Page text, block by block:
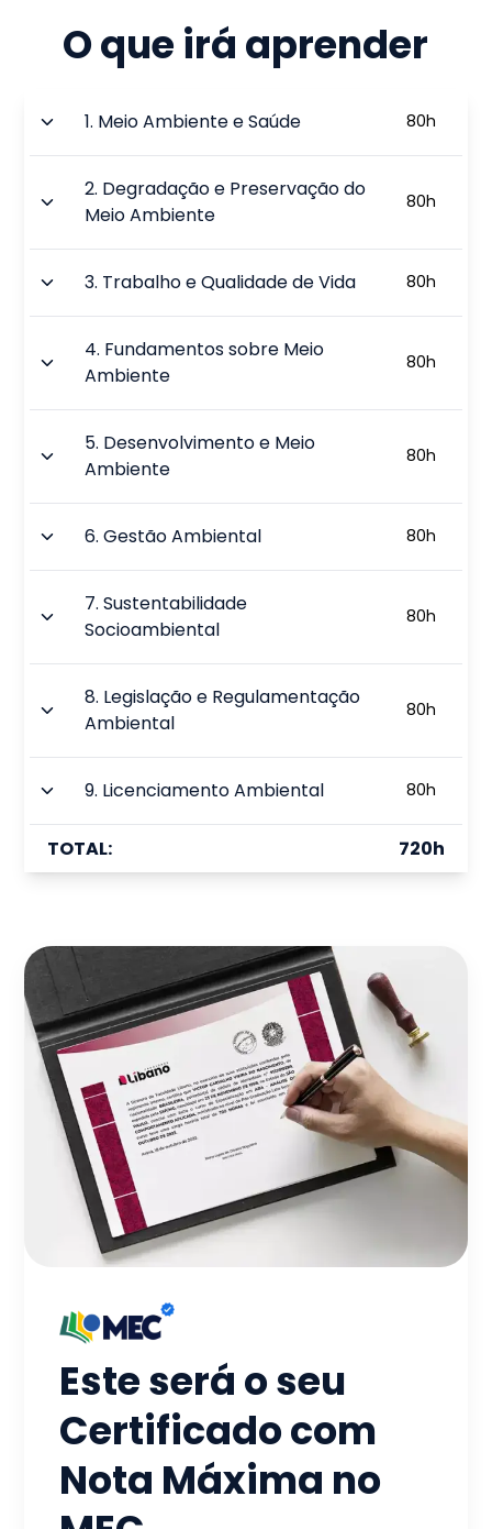
O que irá aprender
1. Meio Ambiente e Saúde 80h
2. Degradação e Preservação do
Meio Ambiente
80h
3. Trabalho e Qualidade de Vida 80h
4. Fundamentos sobre Meio
Ambiente
80h
5. Desenvolvimento e Meio
Ambiente
80h
6.Gestão Ambiental 80h
7.Sustentabilidade
Socioambiental
80h
8. Legislação e Regulamentação
Ambiental
80h
9. Licenciamento Ambiental 80h
TOTAL: 720h
Este será o seu
Certificado com
Nota Máxima no